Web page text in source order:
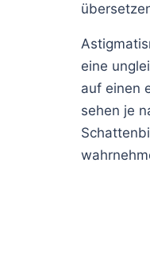
eine
auf einen
sehen je